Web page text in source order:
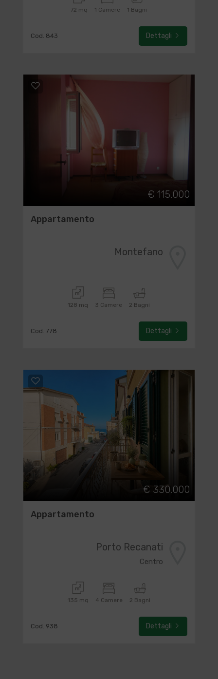
72 mq 1 Camere 1 Bagni
Cod. 843 Dettagli
€ 115.000
Appartamento
Montefano
128 mq 3 Camere 2 Bagni
Cod. 778 Dettagli
€ 330.000
Appartamento
Porto Recanati
Centro
135 mq 4 Camere 2 Bagni
Cod. 938 Dettagli